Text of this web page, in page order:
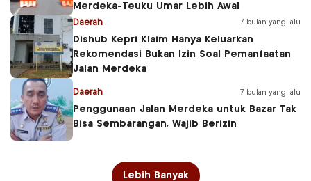
Merdeka-Teuku Umar Lebih Awal
Daerah 7 bulan yang lalu
Dishub Kepri Klaim Hanya Keluarkan
Rekomendasi Bukan Izin Soal Pemanfaatan
Jalan Merdeka
Daerah 7 bulan yang lalu
Penggunaan Jalan Merdeka untuk Bazar Tak
Bisa Sembarangan, Wajib Berizin
Lebih Banyak